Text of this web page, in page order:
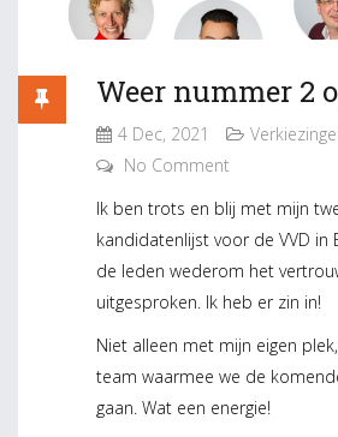
Weer nummer 2
4 Dec, 2021
No Comment
Ik ben trots en blij met mijn
kandidatenlijst voor de VVD in
de leden wederom het
uitgesproken. Ik heb er zin in!
Niet alleen met mijn eigen
team waarmee we de
gaan. Wat een energie!